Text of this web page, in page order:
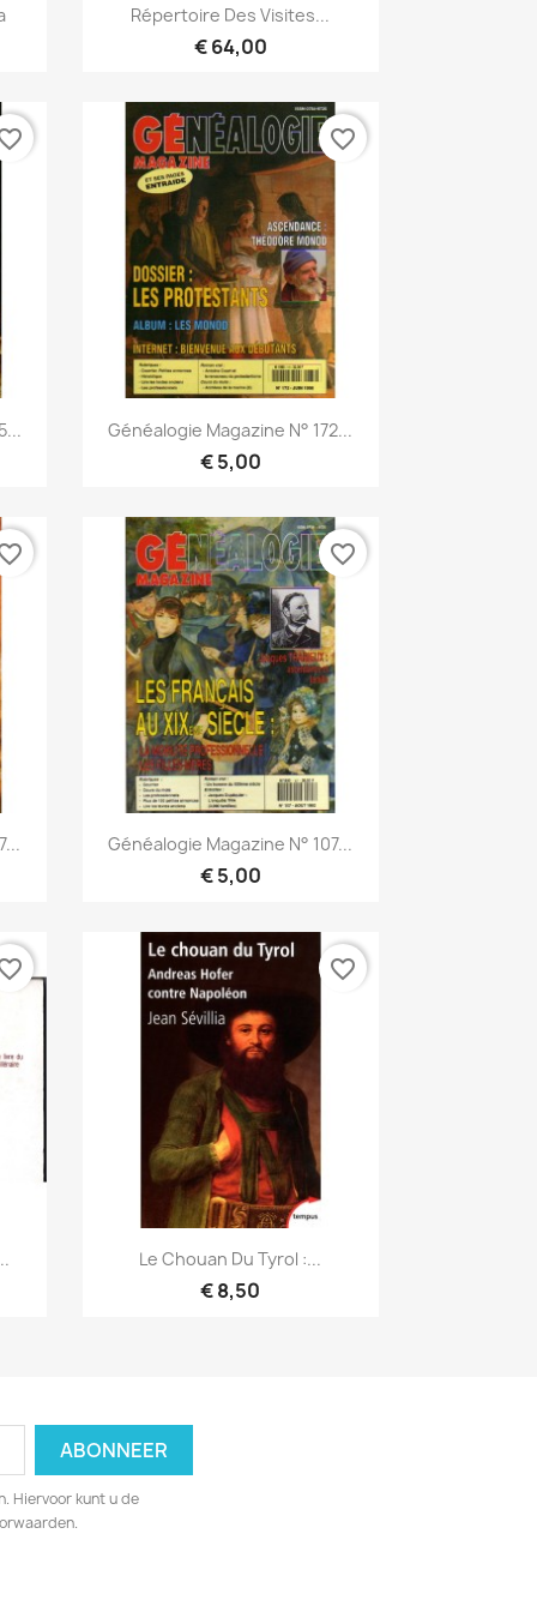
Snel bekijken
Répertoire Des Visites...
€ 64,00
Snel bekijken
Généalogie Magazine N° 172...
€ 5,00
favorite_border
Snel bekijken
Généalogie Magazine N° 107...
€ 5,00
favorite_border
Snel bekijken
Le Chouan Du Tyrol :...
€ 8,50
favorite_border
Hiervoor kunt u de